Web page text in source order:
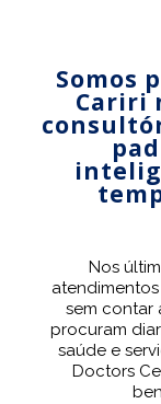
Somos
Cariri
Nos
sem contar
procuram
saúde e
Doctors